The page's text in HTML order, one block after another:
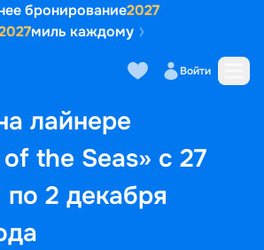
бронирование2027
миль каждому
Войти
лайнере
the Seas» с 27
по 2 декабря
Выбор кают Маршрут и